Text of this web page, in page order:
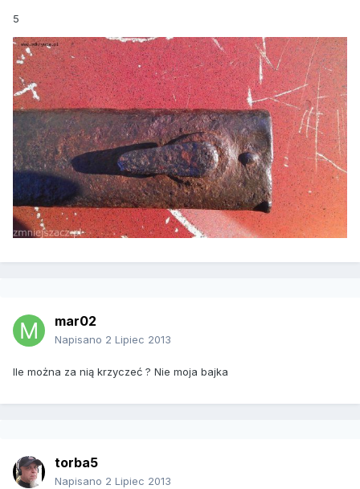
5
mar02
Napisano 2 Lipiec 2013
Ile można za nią krzyczeć ? Nie moja bajka
torba5
Napisano 2 Lipiec 2013